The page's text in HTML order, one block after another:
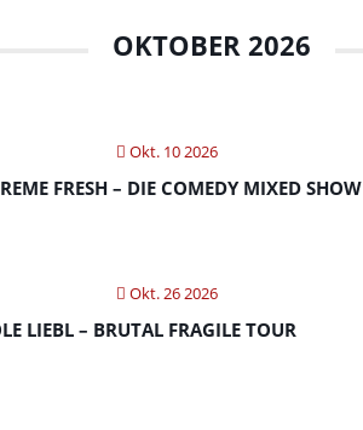
OKTOBER 2026
Okt. 10 2026
FRESH – DIE COMEDY MIXED SHOW
Okt. 26 2026
LIEBL – BRUTAL FRAGILE TOUR